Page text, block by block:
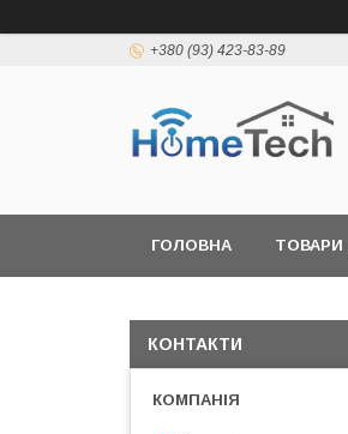
+380 (93) 423-83-89
ГОЛОВНА ТОВАРИ
КОНТАКТИ